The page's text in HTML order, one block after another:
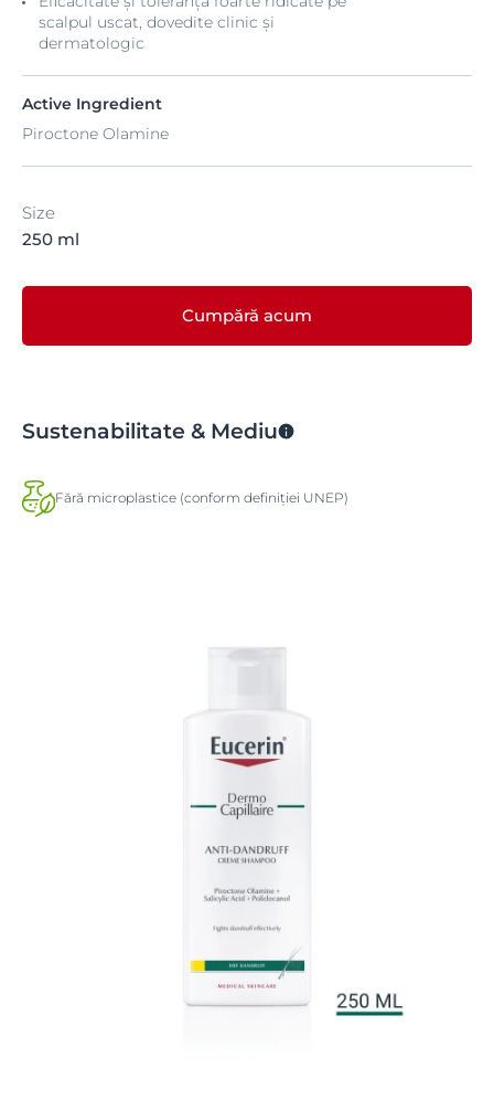
scalpul uscat, dovedite clinic și
dermatologic
Active Ingredient
Piroctone Olamine
Size
250 ml
Cumpără acum
Sustenabilitate & Mediu
Fără microplastice (conform definiției UNEP)